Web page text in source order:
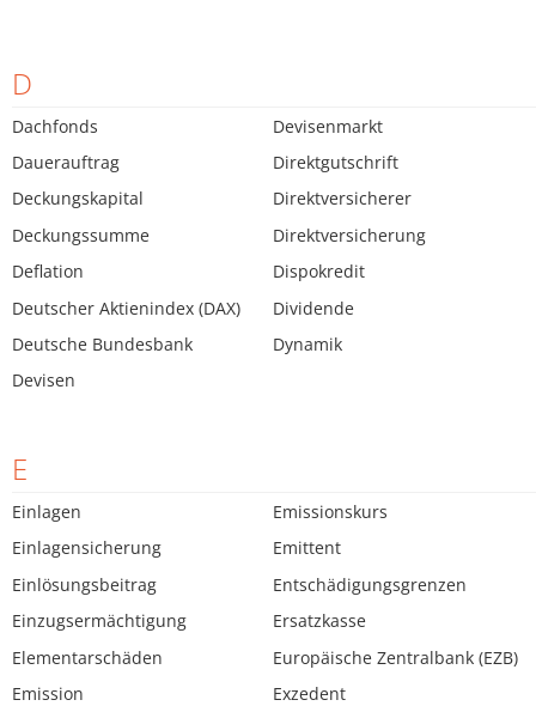
D
Dachfonds
Dauerauftrag
Deckungskapital
Deckungssumme
Deflation
Deutscher Aktienindex (DAX)
Deutsche Bundesbank
Devisen
Devisenmarkt
Direktgutschrift
Direktversicherer
Direktversicherung
Dispokredit
Dividende
Dynamik
E
Einlagen
Einlagensicherung
Einlösungsbeitrag
Einzugsermächtigung
Elementarschäden
Emission
Emissionskurs
Emittent
Entschädigungsgrenzen
Ersatzkasse
Europäische Zentralbank (EZB)
Exzedent